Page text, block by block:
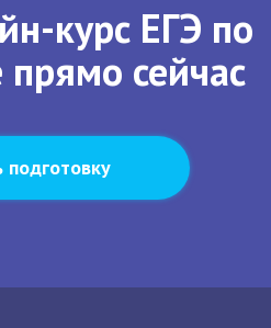
курс ЕГЭ по
прямо сейчас
подготовку